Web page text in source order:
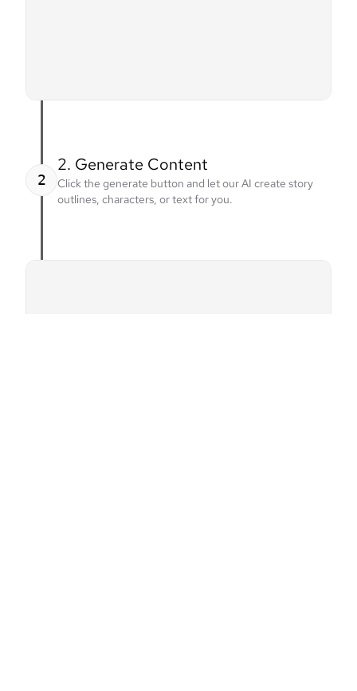
2
2. Generate Content
Click the generate button and let our AI create story
outlines, characters, or text for you.